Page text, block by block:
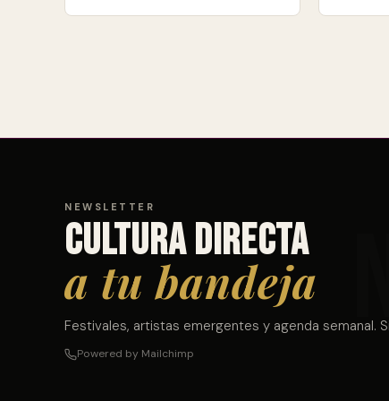
NEWSLETTER
Cultura directa
a tu bandeja
Festivales, artistas emergentes y agenda semanal.
Powered by Mailchimp